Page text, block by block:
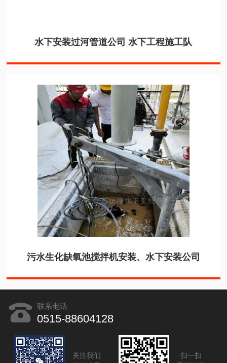
水下安装过河管道公司 水下工程施工队
污水生化缺氧池搅拌机安装、水下安装公司
联系电话
0515-88604128
关注我们
扫一扫